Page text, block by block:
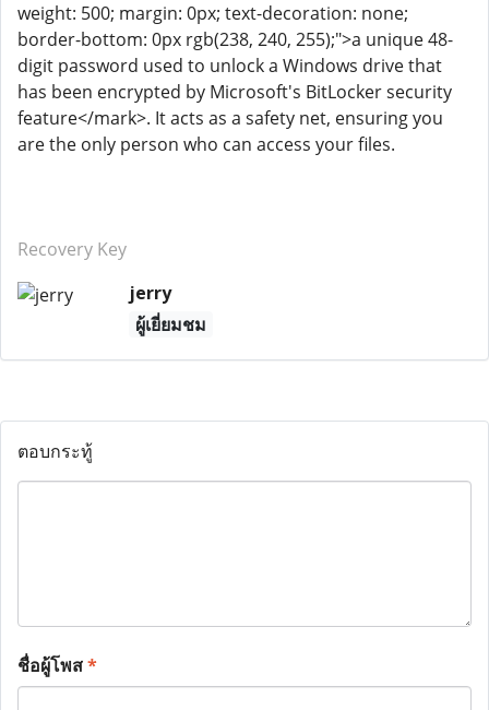
weight: 500; margin: 0px; text-decoration: none;
border-bottom: 0px rgb(238, 240, 255);">a unique 48-
digit password used to unlock a Windows drive that
has been encrypted by Microsoft's BitLocker security
feature</mark>. It acts as a safety net, ensuring you
are the only person who can access your files.
Recovery Key
jerry
ผู้เยี่ยมชม
ตอบกระทู้
ชื่อผู้โพส*